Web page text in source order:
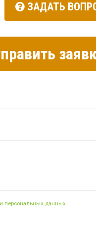
ЗАДАТЬ
персональных данных